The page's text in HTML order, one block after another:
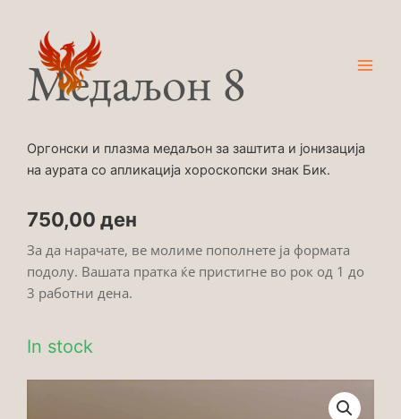
contentМедаљон 8
Оргонски и плазма медаљон за заштита и јонизација
на аурата со апликација хороскопски знак Бик.
750,00 ден
За да нарачате, ве молиме пополнете ја формата
подолу. Вашата пратка ќе пристигне во рок од 1 до
3 работни дена.
In stock